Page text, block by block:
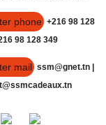
+216 98 128
98 128 349
ssm@gnet.tn |